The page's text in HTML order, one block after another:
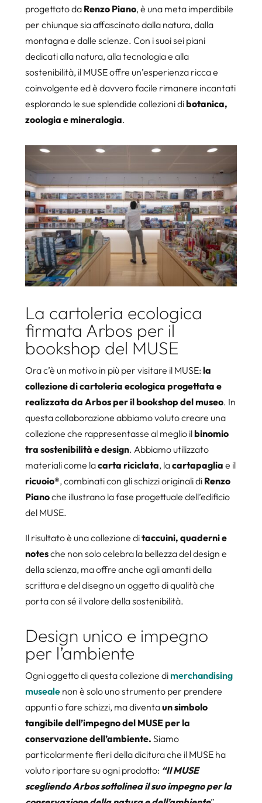
progettato da Renzo Piano, è una meta imperdibile
per chiunque sia affascinato dalla natura, dalla
montagna e dalle scienze. Con i suoi sei piani
dedicati alla natura, alla tecnologia e alla
sostenibilità, il MUSE offre un’esperienza ricca e
coinvolgente ed è davvero facile rimanere incantati
esplorando le sue splendide collezioni dibotanica,
zoologia e mineralogia.
La cartoleria ecologica
firmata Arbos per il
bookshop del MUSE
Ora c’è un motivo in più per visitare il MUSE: la
collezione di cartoleria ecologica progettata e
realizzata da Arbos per il bookshop del museo. In
questa collaborazione abbiamo voluto creare una
collezione che rappresentasse al meglio ilbinomio
tra sostenibilità e design. Abbiamo utilizzato
materiali come lacarta riciclata, lacartapaglia e il
ricuoio®, combinati con gli schizzi originali di Renzo
Pianoche illustrano la fase progettuale dell’edificio
del MUSE.
Il risultato è una collezione ditaccuini, quaderni e
notesche non solo celebra la bellezza del design e
della scienza, ma offre anche agli amanti della
scrittura e del disegno un oggetto di qualità che
porta con sé il valore della sostenibilità.
Design unico e impegno
per l’ambiente
Ogni oggetto di questa collezione di merchandising
musealenon è solo uno strumento per prendere
appunti o fare schizzi, ma diventaun simbolo
tangibile dell’impegno del MUSE per la
conservazione dell’ambiente. Siamo
particolarmente fieri della dicitura che il MUSE ha
voluto riportare su ogni prodotto: “Il MUSE
scegliendo Arbos sottolinea il suo impegno per la